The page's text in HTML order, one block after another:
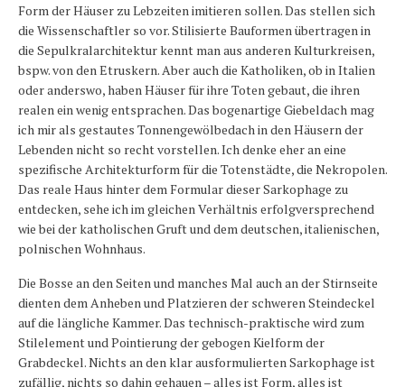
Form der Häuser zu Lebzeiten imitieren sollen. Das stellen sich
die Wissenschaftler so vor. Stilisierte Bauformen übertragen in
die Sepulkralarchitektur kennt man aus anderen Kulturkreisen,
bspw. von den Etruskern. Aber auch die Katholiken, ob in Italien
oder anderswo, haben Häuser für ihre Toten gebaut, die ihren
realen ein wenig entsprachen. Das bogenartige Giebeldach mag
ich mir als gestautes Tonnengewölbedach in den Häusern der
Lebenden nicht so recht vorstellen. Ich denke eher an eine
spezifische Architekturform für die Totenstädte, die Nekropolen.
Das reale Haus hinter dem Formular dieser Sarkophage zu
entdecken, sehe ich im gleichen Verhältnis erfolgversprechend
wie bei der katholischen Gruft und dem deutschen, italienischen,
polnischen Wohnhaus.
Die Bosse an den Seiten und manches Mal auch an der Stirnseite
dienten dem Anheben und Platzieren der schweren Steindeckel
auf die längliche Kammer. Das technisch-praktische wird zum
Stilelement und Pointierung der gebogen Kielform der
Grabdeckel. Nichts an den klar ausformulierten Sarkophage ist
zufällig, nichts so dahin gehauen – alles ist Form, alles ist